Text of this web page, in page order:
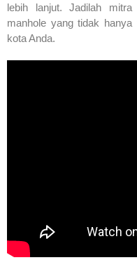
lebih lanjut. Jadilah
manhole yang tidak hanya
kota Anda.